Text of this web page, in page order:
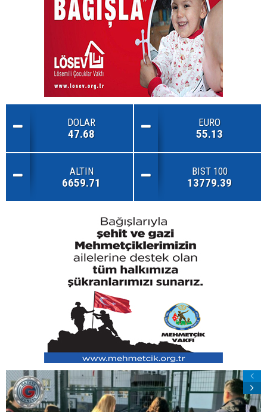
DOLAR
47.68
EURO
55.13
ALTIN
6659.71
BIST 100
13779.39